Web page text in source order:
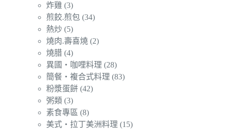
炸雞 (3)
煎餃.煎包 (34)
熱炒 (5)
燒肉.壽喜燒 (2)
燒腊 (4)
異國‧咖哩料理 (28)
簡餐‧複合式料理 (83)
粉漿蛋餅 (42)
粥類 (3)
素食專區 (8)
美式‧拉丁美洲料理 (15)